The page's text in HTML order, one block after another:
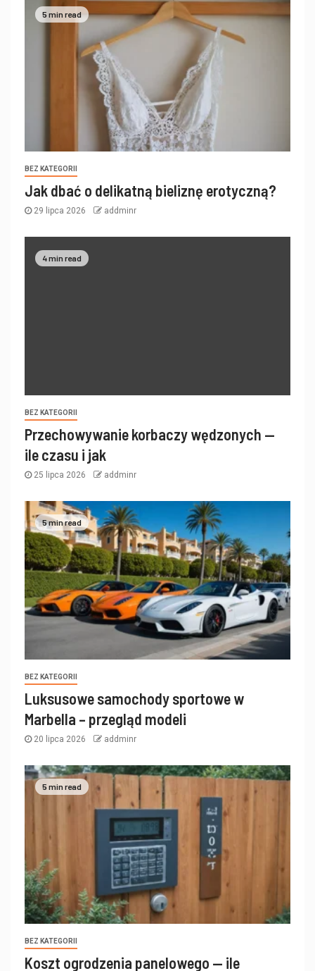
5 min read
BEZ KATEGORII
Jak dbać o delikatną bieliznę erotyczną?
29 lipca 2026 addminr
4 min read
BEZ KATEGORII
Przechowywanie korbaczy wędzonych —
ile czasu i jak
25 lipca 2026 addminr
5 min read
BEZ KATEGORII
Luksusowe samochody sportowe w
Marbella – przegląd modeli
20 lipca 2026 addminr
5 min read
BEZ KATEGORII
Koszt ogrodzenia panelowego — ile